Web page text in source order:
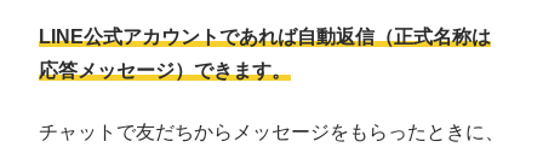
LINE公式アカウントであれば自動返信（正式名称は
応答メッセージ）できます。
チャットで友だちからメッセージをもらったときに、